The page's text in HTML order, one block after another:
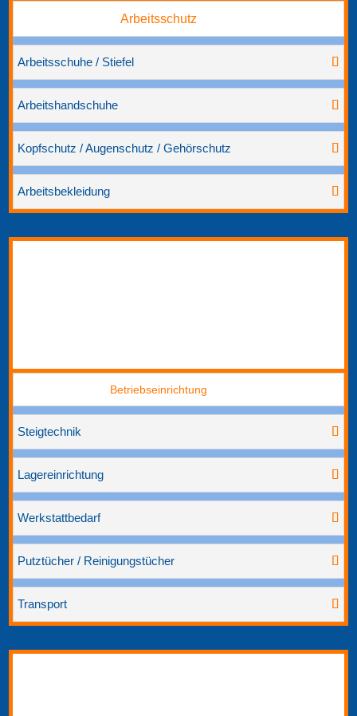
Arbeitsschutz
Arbeitsschuhe / Stiefel
Arbeitshandschuhe
Kopfschutz / Augenschutz / Gehörschutz
Arbeitsbekleidung
Betriebseinrichtung
Steigtechnik
Lagereinrichtung
Werkstattbedarf
Putztücher / Reinigungstücher
Transport